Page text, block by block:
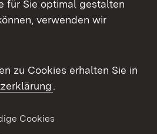
für Sie optimal gestalten
verwenden wir
zu Cookies erhalten Sie in
.
Cookies